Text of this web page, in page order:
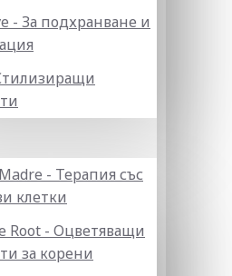
- За подхранване и
- Терапия със
клетки
Root - Оцветяващи
за корени